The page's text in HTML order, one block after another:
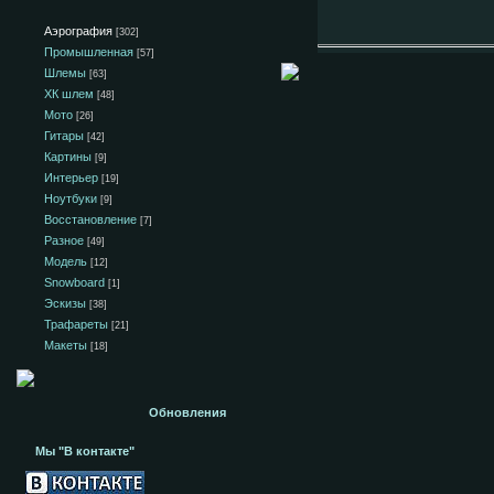
Аэрография [302]
Промышленная [57]
Шлемы [63]
ХК шлем [48]
Мото [26]
Гитары [42]
Картины [9]
Интерьер [19]
Ноутбуки [9]
Восстановление [7]
Разное [49]
Модель [12]
Snowboard [1]
Эскизы [38]
Трафареты [21]
Макеты [18]
Обновления
Мы "В контакте"